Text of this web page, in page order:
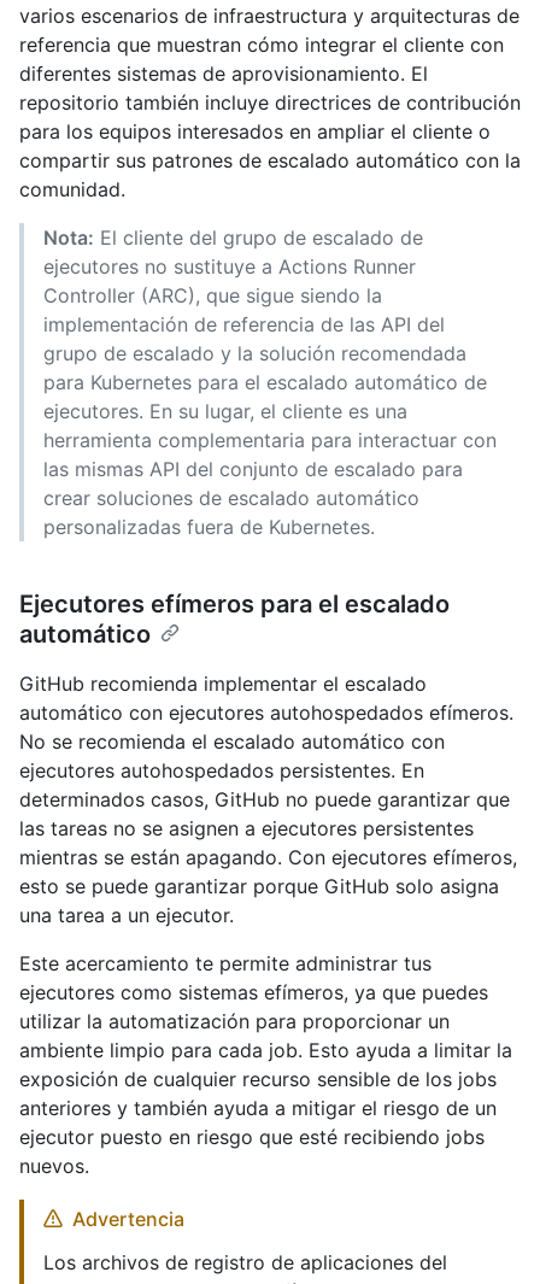
varios escenarios de infraestructura y arquitecturas de
referencia que muestran cómo integrar el cliente con
diferentes sistemas de aprovisionamiento. El
repositorio también incluye directrices de contribución
para los equipos interesados en ampliar el cliente o
compartir sus patrones de escalado automático con la
comunidad.
Nota: El cliente del grupo de escalado de
ejecutores no sustituye a Actions Runner
Controller (ARC), que sigue siendo la
implementación de referencia de las API del
grupo de escalado y la solución recomendada
para Kubernetes para el escalado automático de
ejecutores. En su lugar, el cliente es una
herramienta complementaria para interactuar con
las mismas API del conjunto de escalado para
crear soluciones de escalado automático
personalizadas fuera de Kubernetes.
Ejecutores efímeros para el escalado
automático
GitHub recomienda implementar el escalado
automático con ejecutores autohospedados efímeros.
No se recomienda el escalado automático con
ejecutores autohospedados persistentes. En
determinados casos, GitHub no puede garantizar que
las tareas no se asignen a ejecutores persistentes
mientras se están apagando. Con ejecutores efímeros,
esto se puede garantizar porque GitHub solo asigna
una tarea a un ejecutor.
Este acercamiento te permite administrar tus
ejecutores como sistemas efímeros, ya que puedes
utilizar la automatización para proporcionar un
ambiente limpio para cada job. Esto ayuda a limitar la
exposición de cualquier recurso sensible de los jobs
anteriores y también ayuda a mitigar el riesgo de un
ejecutor puesto en riesgo que esté recibiendo jobs
nuevos.
Advertencia
Los archivos de registro de aplicaciones del